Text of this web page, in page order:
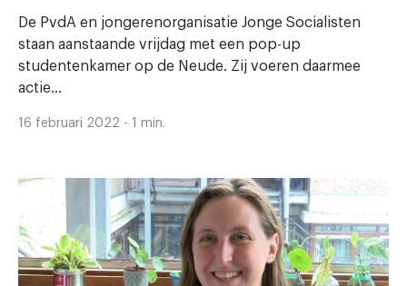
De PvdA en jongerenorganisatie Jonge Socialisten
staan aanstaande vrijdag met een pop-up
studentenkamer op de Neude. Zij voeren daarmee
actie...
16 februari 2022 - 1 min.